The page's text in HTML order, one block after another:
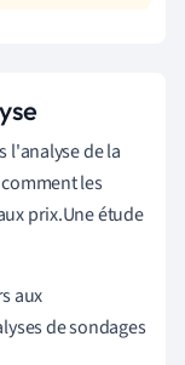
l'analyse de la
les
prix.Une étude
aux
de sondages